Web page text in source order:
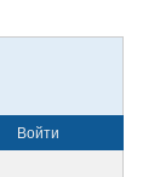
Войти